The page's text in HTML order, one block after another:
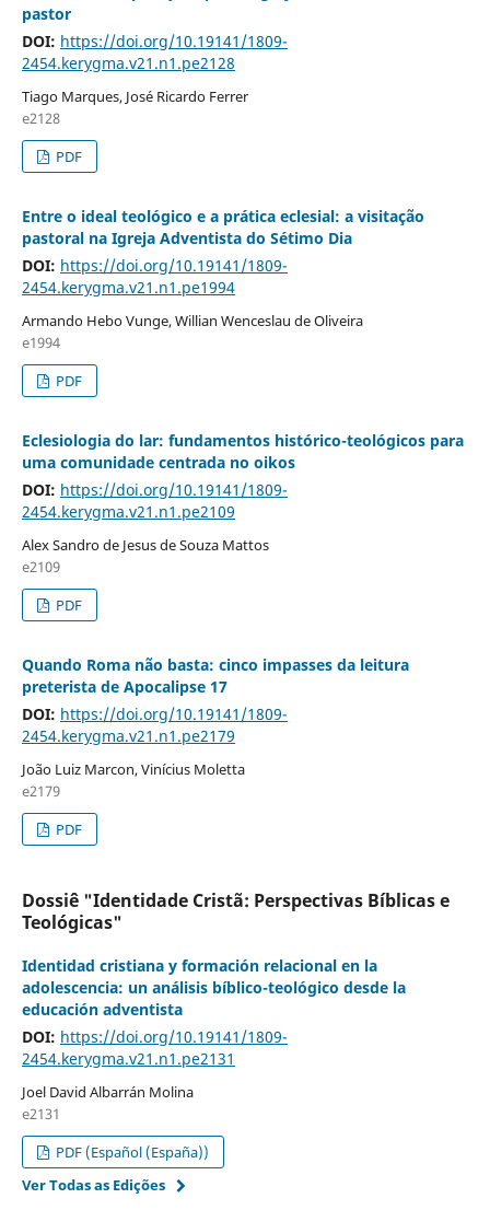
pastor
DOI: https://doi.org/10.19141/1809-
2454.kerygma.v21.n1.pe2128
Tiago Marques, José Ricardo Ferrer
e2128
PDF
Entre o ideal teológico e a prática eclesial: a visitação
pastoral na Igreja Adventista do Sétimo Dia
DOI: https://doi.org/10.19141/1809-
2454.kerygma.v21.n1.pe1994
Armando Hebo Vunge, Willian Wenceslau de Oliveira
e1994
PDF
Eclesiologia do lar: fundamentos histórico-teológicos para
uma comunidade centrada no oikos
DOI: https://doi.org/10.19141/1809-
2454.kerygma.v21.n1.pe2109
Alex Sandro de Jesus de Souza Mattos
e2109
PDF
Quando Roma não basta: cinco impasses da leitura
preterista de Apocalipse 17
DOI: https://doi.org/10.19141/1809-
2454.kerygma.v21.n1.pe2179
João Luiz Marcon, Vinícius Moletta
e2179
PDF
Dossiê "Identidade Cristã: Perspectivas Bíblicas e
Teológicas"
Identidad cristiana y formación relacional en la
adolescencia: un análisis bíblico-teológico desde la
educación adventista
DOI: https://doi.org/10.19141/1809-
2454.kerygma.v21.n1.pe2131
Joel David Albarrán Molina
e2131
PDF (Español (España))
Ver Todas as Edições